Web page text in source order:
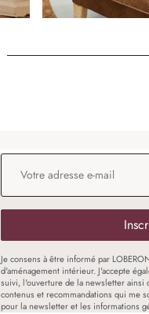
Adresse e-mail
Je consens à être informé par
d'aménagement intérieur. J'accepte
suivi, l'ouverture de la newsletter
contenus et recommandations qui me
pour la newsletter et les informations